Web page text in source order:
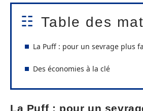
Table des
La Puff : pour un sevrage plus
Des économies à la clé
La Puff : pour un